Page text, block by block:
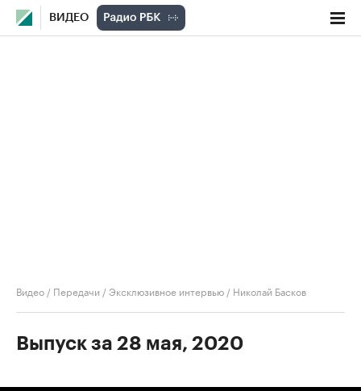
ВИДЕО
Видео / Передачи /Эксклюзивное интервью / Николай Басков
Выпуск за 28 мая, 2020